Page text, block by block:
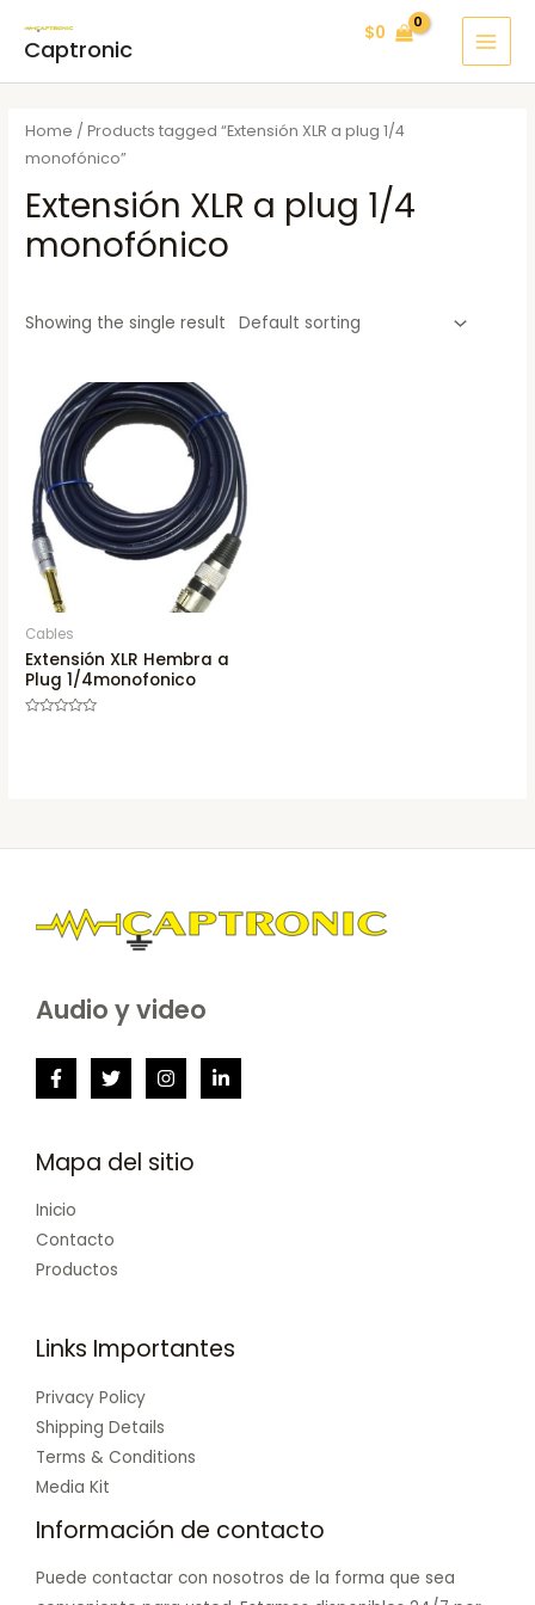
Captronic
$0
Home / Products tagged “Extensión XLR a plug 1/4
monofónico”
Extensión XLR a plug 1/4
monofónico
Showing the single result
Cables
Extensión XLR Hembra a
Plug 1/4monofonico
Audio y video
Mapa del sitio
Inicio
Contacto
Productos
Links Importantes
Privacy Policy
Shipping Details
Terms & Conditions
Media Kit
Información de contacto
Puede contactar con nosotros de la forma que sea